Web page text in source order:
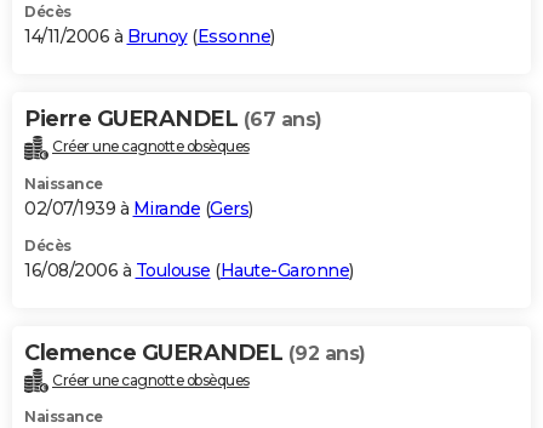
Décès
14/11/2006 à Brunoy(Essonne)
Pierre GUERANDEL (67 ans)
Créer une cagnotte obsèques
Naissance
02/07/1939 à Mirande (Gers)
Décès
16/08/2006 à Toulouse (Haute-Garonne)
Clemence GUERANDEL (92 ans)
Créer une cagnotte obsèques
Naissance